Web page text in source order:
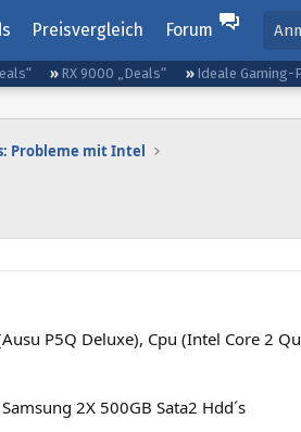
Preisvergleich Forum
RX 9000 „Deals“ Ideale Gaming-
Probleme mit Intel
P5Q Deluxe), Cpu (Intel Core 2
2X 500GB Sata2 Hdd´s